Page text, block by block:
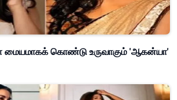
மையமாகக் கொண்டு உருவாகும் 'ஆகன்யா'